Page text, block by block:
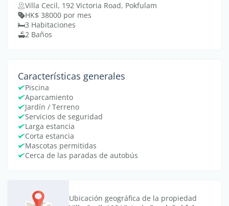
Villa Cecil, 192 Victoria Road, Pokfulam
HK$ 38000 por mes
3 Habitaciones
2 Baños
Características generales
Piscina
Aparcamiento
Jardín / Terreno
Servicios de seguridad
Larga estancia
Corta estancia
Mascotas permitidas
Cerca de las paradas de autobús
Ubicación geográfica de la propiedad